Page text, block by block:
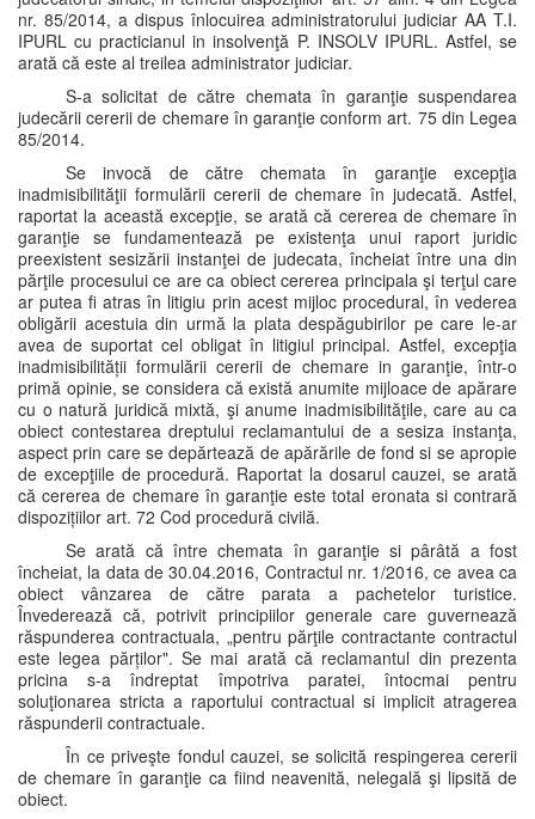
nr. 85/2014, a dispus înlocuirea administratorului judiciar AA T.I.
IPURL cu practicianul in insolvenţă P. INSOLV IPURL. Astfel, se
arată că este al treilea administrator judiciar.
S-a solicitat de către chemata în garanţie suspendarea
judecării cererii de chemare în garanţie conform art. 75 din Legea
85/2014.
Se invocă de către chemata în garanţie excepţia
inadmisibilităţii formulării cererii de chemare în judecată. Astfel,
raportat la această excepţie, se arată că cererea de chemare în
garanţie se fundamentează pe existenţa unui raport juridic
preexistent sesizării instanţei de judecata, încheiat între una din
părţile procesului ce are ca obiect cererea principala şi terţul care
ar putea fi atras în litigiu prin acest mijloc procedural, în vederea
obligării acestuia din urmă la plata despăgubirilor pe care le-ar
avea de suportat cel obligat în litigiul principal. Astfel, excepţia
inadmisibilității formulării cererii de chemare in garanţie, într-o
primă opinie, se considera că există anumite mijloace de apărare
cu o natură juridică mixtă, şi anume inadmisibilităţile, care au ca
obiect contestarea dreptului reclamantului de a sesiza instanţa,
aspect prin care se depărtează de apărările de fond si se apropie
de excepţiile de procedură. Raportat la dosarul cauzei, se arată
că cererea de chemare în garanţie este total eronata si contrară
dispozițiilor art. 72 Cod procedură civilă.
Se arată că între chemata în garanţie si pârâtă a fost
încheiat, la data de 30.04.2016, Contractul nr. 1/2016, ce avea ca
obiect vânzarea de către parata a pachetelor turistice.
Învederează că, potrivit principiilor generale care guvernează
răspunderea contractuala, „pentru părţile contractante contractul
este legea părților". Se mai arată că reclamantul din prezenta
pricina s-a îndreptat împotriva paratei, întocmai pentru
soluţionarea stricta a raportului contractual si implicit atragerea
răspunderii contractuale.
În ce priveşte fondul cauzei, se solicită respingerea cererii
de chemare în garanţie ca fiind neavenită, nelegală şi lipsită de
obiect.